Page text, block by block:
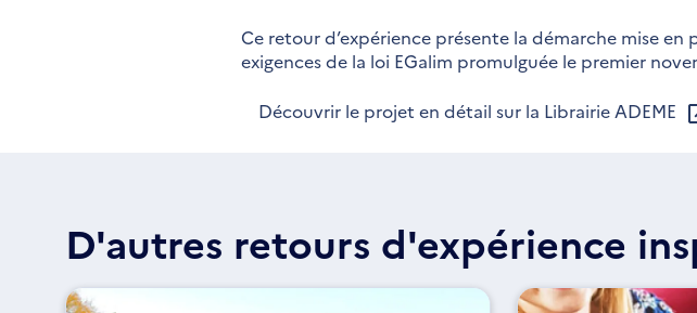
Ce retour d’expérience présente la démarche mise
exigences de la loi EGalim promulguée le premier
Découvrir le projet en détail sur la Librairie ADEME
D'autres retours d'expérience